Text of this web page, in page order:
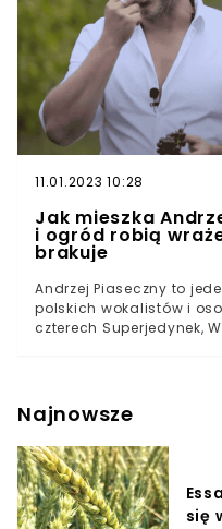
11.01.2023 10:28
Jak mieszka
i ogród robią
brakuje
Andrzej Piaseczny to
polskich wokalistów i
czterech Superjedynek,
"Taniec z gwiazdami"?
wrażenie!Piaseczny jakiś
Górach Świętokrzyskich.
baśniowy raj, ostoję i
pośpiesznego życia XXI
na tle innych choćby
Najnowsze
się